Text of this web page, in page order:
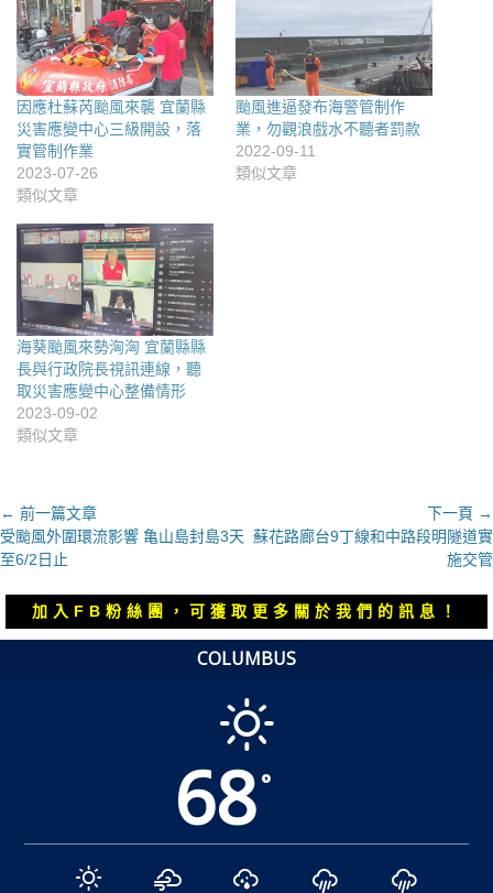
因應杜蘇芮颱風來襲 宜蘭縣
災害應變中心三級開設，落
實管制作業
2023-07-26
類似文章
颱風進逼發布海警管制作
業，勿觀浪戲水不聽者罰款
2022-09-11
類似文章
海葵颱風來勢洶洶 宜蘭縣縣
長與行政院長視訊連線，聽
取災害應變中心整備情形
2023-09-02
類似文章
文
章
導
覽
← 前一篇文章
上
一
章：
受颱風外圍環流影響 亀山島封島3天
至6/2日止
下一頁 →
下
文
章：
蘇花路廊台9丁線和中路段明隧道實
施交管
加入FB粉絲團，可獲取更多關於我們的訊息！
COLUMBUS
68°